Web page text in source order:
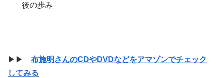
後の歩み
▶▶ 布施明さんのCDやDVDなどをアマゾンでチェック
してみる